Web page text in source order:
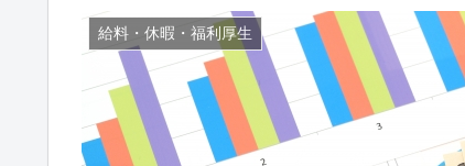
給料・休暇・福利厚生